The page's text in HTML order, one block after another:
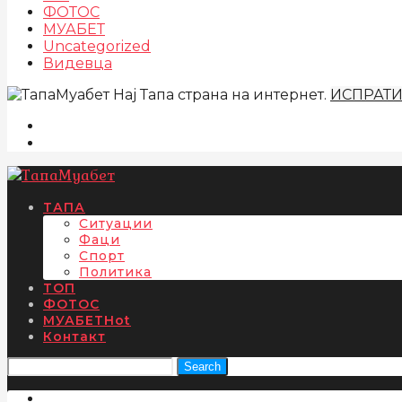
ФОТОС
МУАБЕТ
Uncategorized
Видевца
Нај Тапа страна на интернет. ИСПРАТИ
ТАПА
Ситуации
Фаци
Спорт
Политика
ТОП
ФОТОС
МУАБЕТHot
Контакт
Search